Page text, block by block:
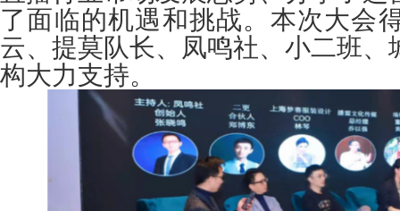
了面临的机遇和挑战。本次大会
云、提莫队长、凤鸣社、小二班
构大力支持。